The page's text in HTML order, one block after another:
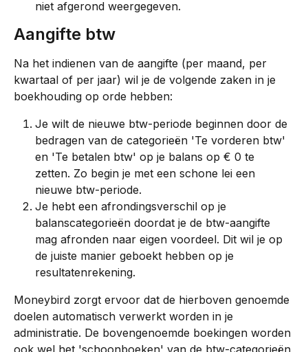
niet afgerond weergegeven.
Aangifte btw
Na het indienen van de aangifte (per maand, per
kwartaal of per jaar) wil je de volgende zaken in je
boekhouding op orde hebben:
Je wilt de nieuwe btw-periode beginnen door de
bedragen van de categorieën 'Te vorderen btw'
en 'Te betalen btw' op je balans op € 0 te
zetten. Zo begin je met een schone lei een
nieuwe btw-periode.
Je hebt een afrondingsverschil op je
balanscategorieën doordat je de btw-aangifte
mag afronden naar eigen voordeel. Dit wil je op
de juiste manier geboekt hebben op je
resultatenrekening.
Moneybird zorgt ervoor dat de hierboven genoemde
doelen automatisch verwerkt worden in je
administratie. De bovengenoemde boekingen worden